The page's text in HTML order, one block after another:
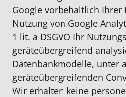
Google vorbehaltlich Ihrer
Nutzung von Google
1 lit. a DSGVO Ihr
geräteübergreifend
Datenbankmodelle, unter
geräteübergreifenden
Wir erhalten keine